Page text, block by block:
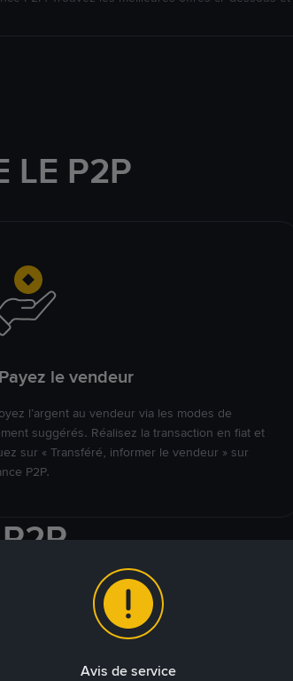
LE P2P
le vendeur
l’argent au vendeur via les modes de
suggérés. Réalisez la transaction en fiat et
sur « Transféré, informer le vendeur » sur
P2P.
marchés
Avis de service